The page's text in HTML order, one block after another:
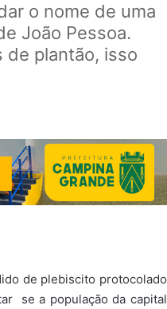
o nome de uma
João Pessoa.
de plantão, isso
de plebiscito protocolado
se a população da capital